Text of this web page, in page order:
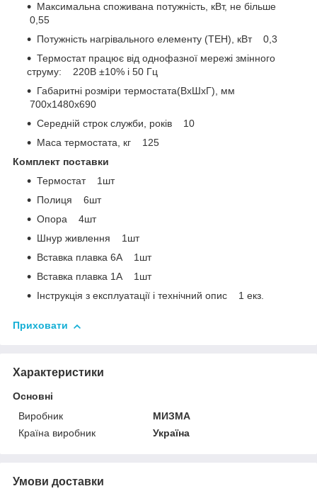
Максимальна споживана потужність, кВт, не більше
0,55
Потужність нагрівального елементу (ТЕН), кВт 0,3
Термостат працює від однофазної мережі змінного
струму: 220В ±10% i 50 Гц
Габаритні розміри термостата(ВхШхГ), мм
700х1480х690
Середній строк служби, років 10
Маса термостата, кг 125
Комплект поставки
Термостат 1шт
Полиця 6шт
Опора 4шт
Шнур живлення 1шт
Вставка плавка 6А 1шт
Вставка плавка 1А 1шт
Інструкція з експлуатації і технічний опис 1 екз.
Приховати
Характеристики
Основні
Виробник
МИЗМА
Країна виробник
Україна
Умови доставки